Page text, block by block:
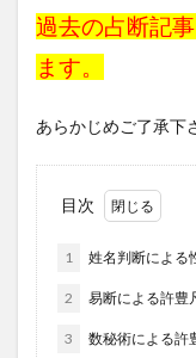
過去の占断記事
ます。
あらかじめご了承下
目次
1 姓名判断による
2 易断による許豊
3 数秘術による許